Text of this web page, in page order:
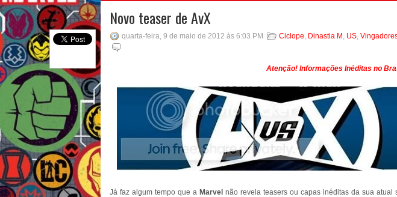
Novo teaser de AvX
quarta-feira, 9 de maio de 2012 às 6:03 PM Ciclope, Dinastia M , US,
Atenção! Informações Inéditas no
Já faz algum tempo que a Marvel não revela teasers ou capas inéditas da sua atual